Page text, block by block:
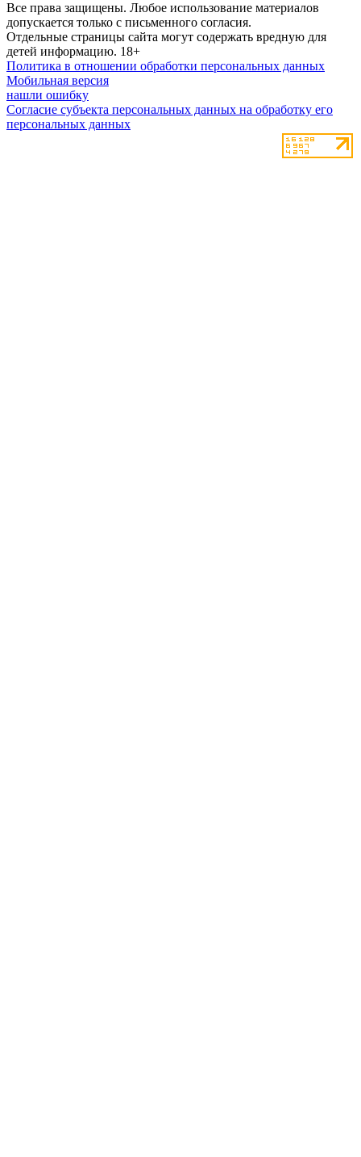
Все права защищены. Любое использование материалов
допускается только с письменного согласия.
Отдельные страницы сайта могут содержать вредную для
детей информацию. 18+
Политика в отношении обработки персональных данных
Мобильная версия
нашли ошибку
Согласие субъекта персональных данных на обработку его
персональных данных